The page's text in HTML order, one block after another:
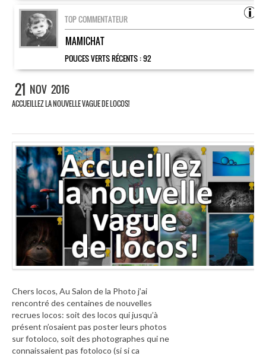
TOP COMMENTATEUR
MAMICHAT
POUCES VERTS RÉCENTS :92
21 NOV 2016
ACCUEILLEZ LA NOUVELLE VAGUE DE LOCOS!
Chers locos, Au Salon de la Photo j’ai
rencontré des centaines de nouvelles
recrues locos: soit des locos qui jusqu’à
présent n’osaient pas poster leurs photos
sur fotoloco, soit des photographes qui ne
connaissaient pas fotoloco (si si ca